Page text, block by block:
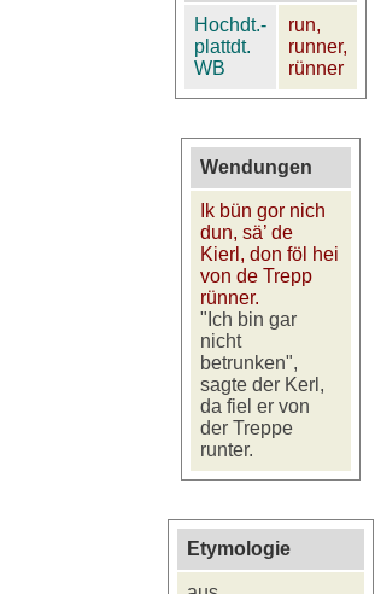
Hochdt.-
plattdt.
WB
run,
runner,
rünner
Wendungen
Ik bün gor nich
dun, sä’ de
Kierl, don föl hei
von de Trepp
rünner.
"Ich bin gar
nicht
betrunken",
sagte der Kerl,
da fiel er von
der Treppe
runter.
Etymologie